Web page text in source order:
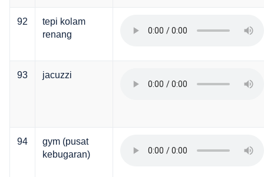
92
tepi kolam
renang
93 jacuzzi
94
gym (pusat
kebugaran)